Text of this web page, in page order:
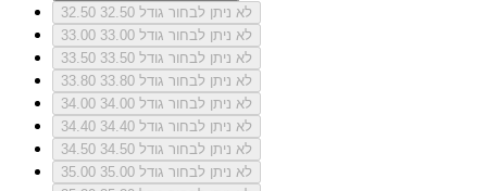
32.50
לא ניתן לבחור גודל 32.50
33.00
לא ניתן לבחור גודל 33.00
33.50
לא ניתן לבחור גודל 33.50
33.80
לא ניתן לבחור גודל 33.80
34.00
לא ניתן לבחור גודל 34.00
34.40
לא ניתן לבחור גודל 34.40
34.50
לא ניתן לבחור גודל 34.50
35.00
לא ניתן לבחור גודל 35.00